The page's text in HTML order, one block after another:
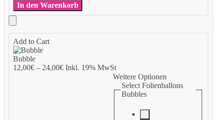
In den Warenkorb
Add to Cart
Bubble
12,00€– 24,00€Inkl. 19% MwSt
Weitere Optionen
Select Folienballons
Bubbles